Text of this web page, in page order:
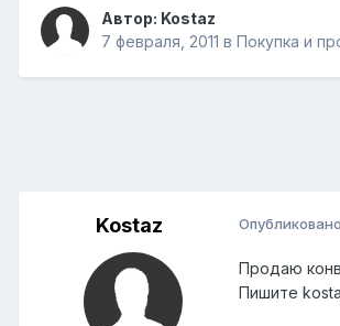
Автор: Kostaz
7 февраля, 2011 в Покупка и
Kostaz Опубликовано
Продаю
Пишите